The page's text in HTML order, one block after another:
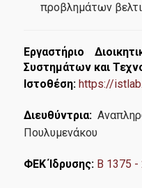
προβλημάτων
Εργαστήριο
Συστημάτων και
Ιστοθέση: https://
Διευθύντρια:
Πουλυμενάκου
ΦΕΚ Ίδρυσης: B 1375 -